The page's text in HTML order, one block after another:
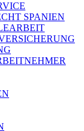
SPANIEN